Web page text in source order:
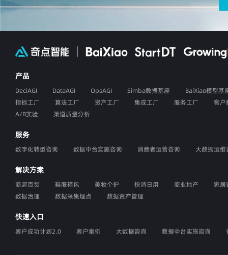
产品
DeciAGI DataAGI OpsAGI Simba数据基座
BaiXiao模型基
指标工厂
算法工厂 资产工厂 集成工厂 服务工厂
客户
A/B实验
渠道质量分析
服务
数字化转型咨询 数据中台实施咨询 消费者运营咨询 大数据运维
解决方案
商超百货 鞋服箱包 美妆个护 快消日用 商业地产
家居
数据治理
数据采集埋点 数据资产管理
快速入口
客户成功计划2.0 客户案例 大数据咨询 数据中台实施咨询